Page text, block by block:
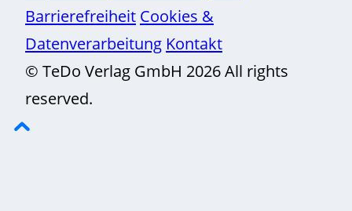
Barrierefreiheit Cookies &
Datenverarbeitung Kontakt
© TeDo Verlag GmbH 2026 All rights
reserved.